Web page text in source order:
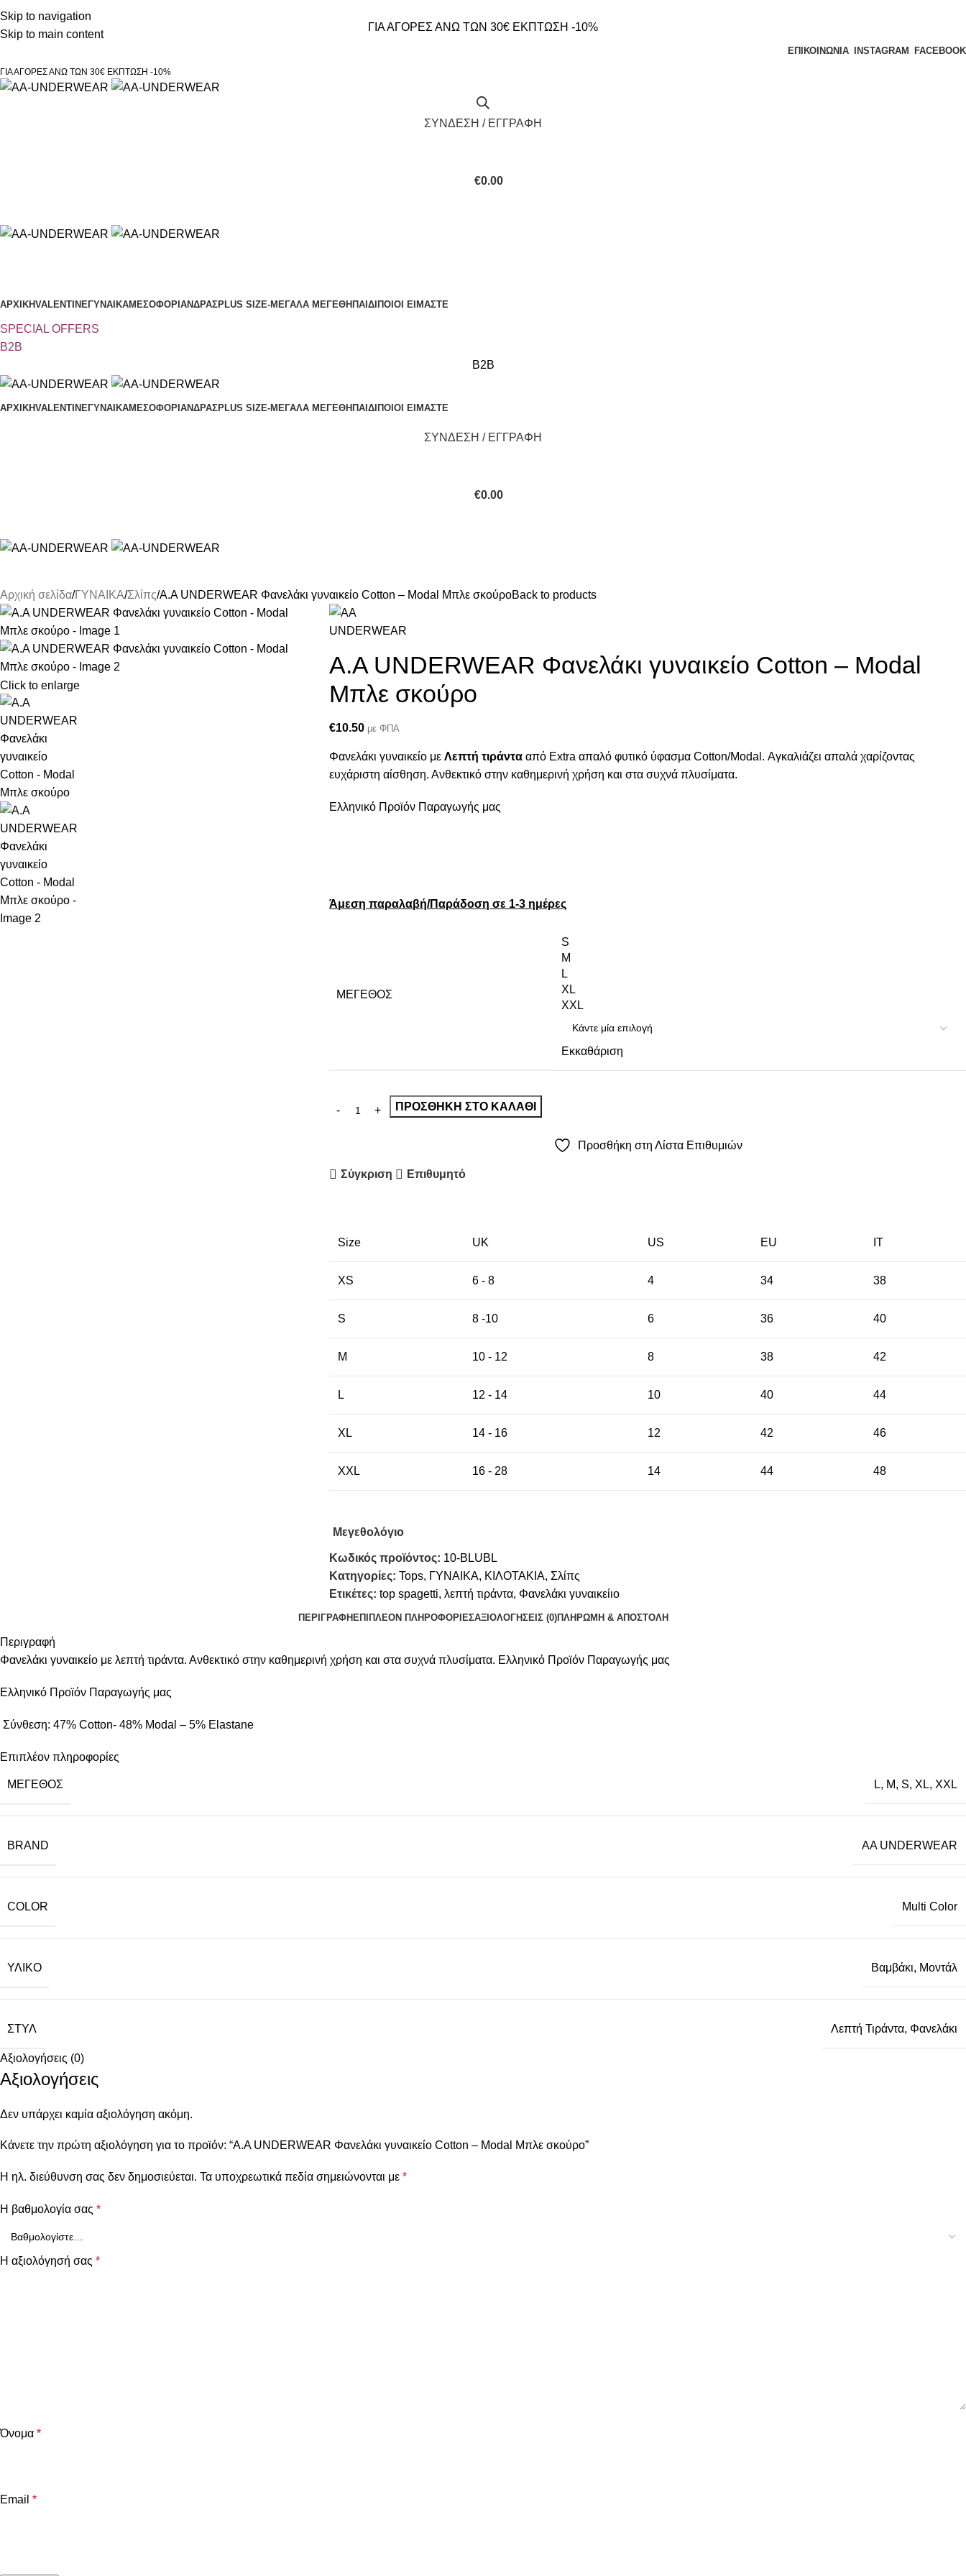
Skip to navigation
Skip to main content
Τηλεφωνικές παραγγελίες 23210 97300
ΓΙΑ ΑΓΟΡΕΣ ΑΝΩ ΤΩΝ 30€ ΕΚΠΤΩΣΗ -10%
ΕΠΙΚΟΙΝΩΝΙΑ INSTAGRAM FACEBOOK
ΓΙΑ ΑΓΟΡΕΣ ΑΝΩ ΤΩΝ 30€ ΕΚΠΤΩΣΗ -10%
ΣΥΝΔΕΣΗ / ΕΓΓΡΑΦΗ
€0.00
ΑΡΧΙΚΗVALENTINEΓΥΝΑΙΚΑΜΕΣΟΦΟΡΙ ΑΝΔΡΑΣPLUS SIZE-ΜΕΓΑΛΑ ΜΕΓΕΘΗ ΠΑΙΔΙ ΠΟΙΟΙ ΕΙΜΑΣΤΕ
SPECIAL OFFERS
B2B
B2B
ΑΡΧΙΚΗVALENTINEΓΥΝΑΙΚΑΜΕΣΟΦΟΡΙΑΝΔΡΑΣPLUS SIZE-ΜΕΓΑΛΑ ΜΕΓΕΘΗΠΑΙΔΙΠΟΙΟΙ ΕΙΜΑΣΤΕ
ΣΥΝΔΕΣΗ / ΕΓΓΡΑΦΗ
€0.00
Αρχική σελίδα ΓΥΝΑΙΚΑ Σλίπς A.A UNDERWEAR Φανελάκι γυναικείο Cotton – Modal Μπλε σκούροBack to products
Click to enlarge
A.A UNDERWEAR Φανελάκι γυναικείο Cotton – Modal
Μπλε σκούρο
€10.50 με ΦΠΑ
Φανελάκι γυναικείο με Λεπτή τιράντα από Extra απαλό φυτικό ύφασμα Cotton/Modal. Αγκαλιάζει απαλά χαρίζοντας
ευχάριστη αίσθηση. Ανθεκτικό στην καθημερινή χρήση και στα συχνά πλυσίματα.
Ελληνικό Προϊόν Παραγωγής μας
Άμεση παραλαβή/Παράδοση σε 1-3 ημέρες
ΜΈΓΕΘΟΣ
S
M
L
XL
XXL
Εκκαθάριση
ΠΡΟΣΘΉΚΗ ΣΤΟ ΚΑΛΆΘΙ
Προσθήκη στη Λίστα Επιθυμιών
Σύγκριση Επιθυμητό
Size UK US EU ΙΤ
XS 6 - 8 4 34 38
S 8 -10 6 36 40
M 10 - 12 8 38 42
L 12 - 14 10 40 44
XL 14 - 16 12 42 46
XXL 16 - 28 14 44 48
Μεγεθολόγιο
Κωδικός προϊόντος: 10-BLUBL
Κατηγορίες: Tops, ΓΥΝΑΙΚΑ, ΚΙΛΟΤΑΚΙΑ, Σλίπς
Ετικέτες: top spagetti, λεπτή τιράντα, Φανελάκι γυναικείιο
ΠΕΡΙΓΡΑΦΉ ΕΠΙΠΛΈΟΝ ΠΛΗΡΟΦΟΡΊΕΣΑΞΙΟΛΟΓΉΣΕΙΣ (0)ΠΛΗΡΩΜΗ & ΑΠΟΣΤΟΛΗ
Περιγραφή
Φανελάκι γυναικείο με λεπτή τιράντα. Ανθεκτικό στην καθημερινή χρήση και στα συχνά πλυσίματα. Ελληνικό Προϊόν Παραγωγής μας
Ελληνικό Προϊόν Παραγωγής μας
Σύνθεση: 47% Cotton- 48% Modal – 5% Elastane
Επιπλέον πληροφορίες
ΜΈΓΕΘΟΣ L, M, S, XL, XXL
BRAND AA UNDERWEAR
COLOR Multi Color
ΥΛΙΚΌ Βαμβάκι, Μοντάλ
ΣΤΥΛ Λεπτή Τιράντα, Φανελάκι
Αξιολογήσεις (0)
Αξιολογήσεις
Δεν υπάρχει καμία αξιολόγηση ακόμη.
Κάνετε την πρώτη αξιολόγηση για το προϊόν: “A.A UNDERWEAR Φανελάκι γυναικείο Cotton – Modal Μπλε σκούρο”
Η ηλ. διεύθυνση σας δεν δημοσιεύεται. Τα υποχρεωτικά πεδία σημειώνονται με *
Η βαθμολογία σας *
Η αξιολόγησή σας *
Όνομα *
Email *